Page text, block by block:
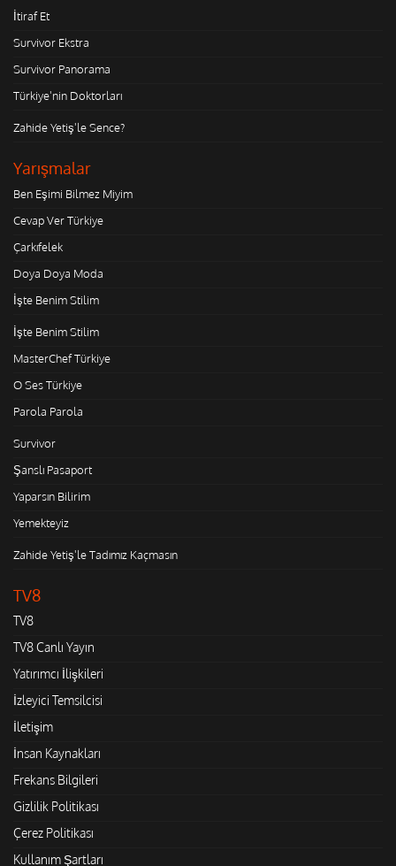
İtiraf Et
Survivor Ekstra
Survivor Panorama
Türkiye'nin Doktorları
Zahide Yetiş'le Sence?
Yarışmalar
Ben Eşimi Bilmez Miyim
Cevap Ver Türkiye
Çarkıfelek
Doya Doya Moda
İşte Benim Stilim
İşte Benim Stilim
MasterChef Türkiye
O Ses Türkiye
Parola Parola
Survivor
Şanslı Pasaport
Yaparsın Bilirim
Yemekteyiz
Zahide Yetiş'le Tadımız Kaçmasın
TV8
TV8
TV8 Canlı Yayın
Yatırımcı İlişkileri
İzleyici Temsilcisi
İletişim
İnsan Kaynakları
Frekans Bilgileri
Gizlilik Politikası
Çerez Politikası
Kullanım Şartları